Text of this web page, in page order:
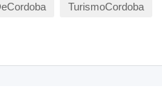
TurismoCordoba